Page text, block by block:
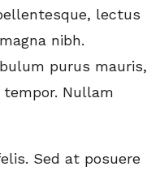
lectus
nibh.
purus mauris,
Nullam
Sed at posuere